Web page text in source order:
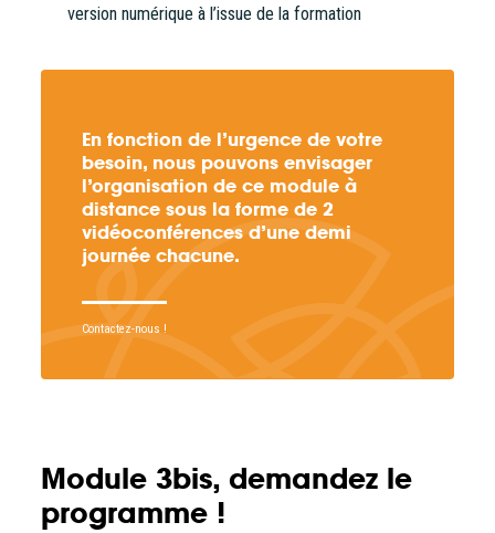
version numérique à l’issue de la formation
En fonction de l’urgence de votre
besoin, nous pouvons envisager
l’organisation de ce module à
distance sous la forme de 2
vidéoconférences d’une demi
journée chacune.
Contactez-nous !
Module 3bis, demandez le
programme !